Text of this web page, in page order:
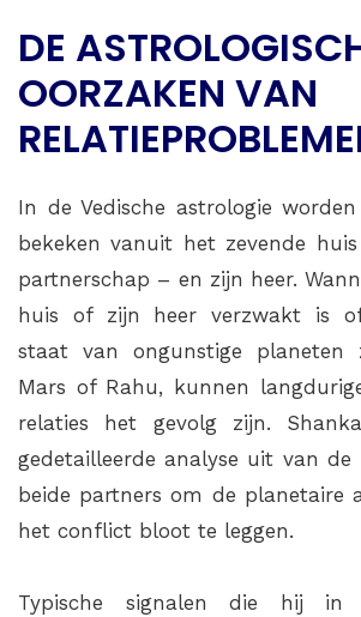
DE
OORZAKEN VAN
In de Vedische astrologie
bekeken vanuit het zevende
partnerschap – en zijn heer.
huis of zijn heer verzwakt is
staat van ongunstige planeten
Mars of Rahu, kunnen
relaties het gevolg zijn.
gedetailleerde analyse uit van de
beide partners om de planetaire
het conflict bloot te leggen.
Typische signalen die hij in